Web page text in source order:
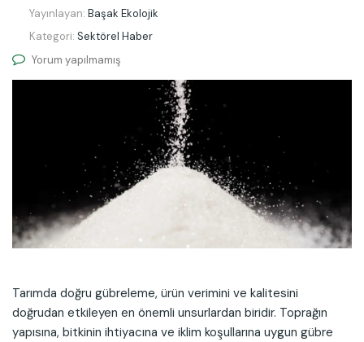
Yayınlayan: Başak Ekolojik
Kategori: Sektörel Haber
Yorum yapılmamış
Tarımda doğru gübreleme, ürün verimini ve kalitesini
doğrudan etkileyen en önemli unsurlardan biridir. Toprağın
yapısına, bitkinin ihtiyacına ve iklim koşullarına uygun gübre